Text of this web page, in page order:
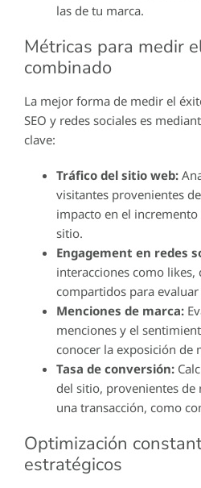
las de tu marca.
Métricas para medir
combinado
La mejor forma de medir el
SEO y redes sociales es
clave:
Tráfico del sitio web:
visitantes provenientes
impacto en el
sitio.
Engagement en redes
interacciones como likes,
compartidos para
Menciones de marca:
menciones y el
conocer la exposición de
Tasa de conversión:
del sitio, provenientes de
una transacción, como
Optimización
estratégicos